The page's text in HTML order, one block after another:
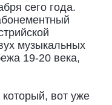
сего года.
музыкальных
19-20 века,
вот уже